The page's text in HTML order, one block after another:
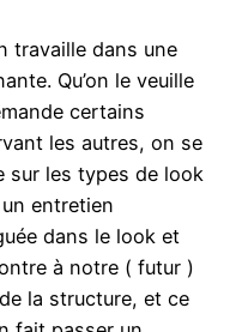
travaille dans une
Qu’on le veuille
certains
les autres, on se
sur les types de look
entretien
dans le look et
à notre ( futur )
la structure, et ce